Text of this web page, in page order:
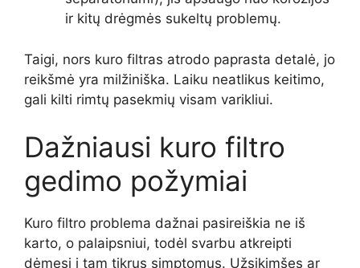
ir kitų drėgmės sukeltų problemų.
Taigi, nors kuro filtras atrodo paprasta detalė, jo
reikšmė yra milžiniška. Laiku neatlikus keitimo,
gali kilti rimtų pasekmių visam varikliui.
Dažniausi kuro filtro
gedimo požymiai
Kuro filtro problema dažnai pasireiškia ne iš
karto, o palaipsniui, todėl svarbu atkreipti
dėmesį į tam tikrus simptomus. Užsikimšęs ar